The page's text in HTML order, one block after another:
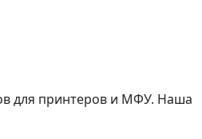
для принтеров и МФУ. Наша